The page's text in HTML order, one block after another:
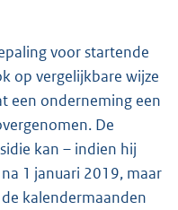
voor startende
op vergelijkbare wijze
een onderneming een
De
kan – indien hij
1 januari 2019, maar
kalendermaanden